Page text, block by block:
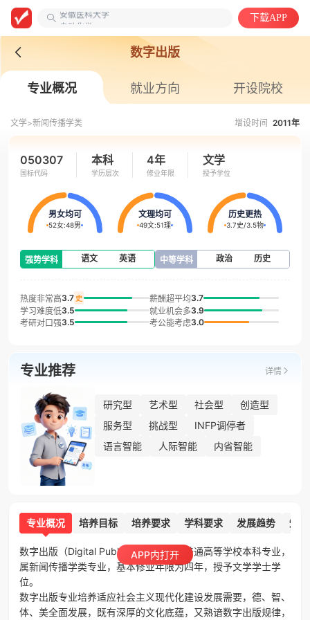
大学教授
安徽医科大学
自动化类
下载APP
数字出版
专业概况 就业方向 开设院校
文学>新闻传播学类 增设时间 2011年
050307
国标代码
本科
学历层次
4年
修业年限
文学
授予学位
男女均可
52女:48男
文理均可
49文:51理
历史更热
3.7史/3.5物
强势学科 语文 英语 中等学科 政治 历史
热度非常高3.7 史 薪酬超平均3.7
学习难度低3.5 就业机会多3.9
考研对口强3.5 考公能考虑3.0
专业推荐 详情
研究型 艺术型 社会型
创造型
服务型
挑战型
INFP调停者
语言智能
人际智能 内省智能
专业概况 培养目标 培养要求 学科要求 发展趋势 知
数字出版（Digital Publishing）是一门普通高等学校本科专业，
属新闻传播学类专业，基本修业年限为四年，授予文学学士学
位。
数字出版专业培养适应社会主义现代化建设发展需要，德、智、
体、美全面发展，既有深厚的文化底蕴，又熟谙数字出版规律，
APP内打开